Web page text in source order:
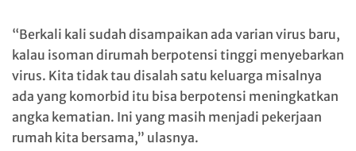
“Berkali kali sudah disampaikan ada varian virus baru,
kalau isoman dirumah berpotensi tinggi menyebarkan
virus. Kita tidak tau disalah satu keluarga misalnya
ada yang komorbid itu bisa berpotensi meningkatkan
angka kematian. Ini yang masih menjadi pekerjaan
rumah kita bersama,” ulasnya.